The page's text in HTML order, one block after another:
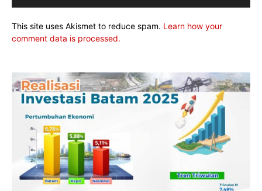
This site uses Akismet to reduce spam. Learn how your
comment data is processed.